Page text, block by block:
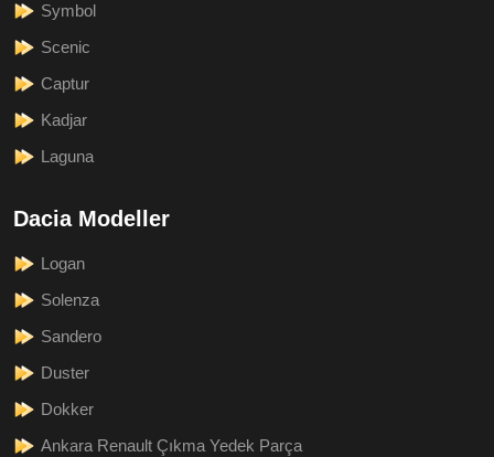
Symbol
Scenic
Captur
Kadjar
Laguna
Dacia Modeller
Logan
Solenza
Sandero
Duster
Dokker
Ankara Renault Çıkma Yedek Parça